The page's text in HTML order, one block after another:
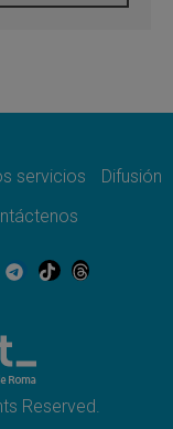
de la Madre
no cesa: 300
mundo, solo la
servicios
Difusión
Reserved.